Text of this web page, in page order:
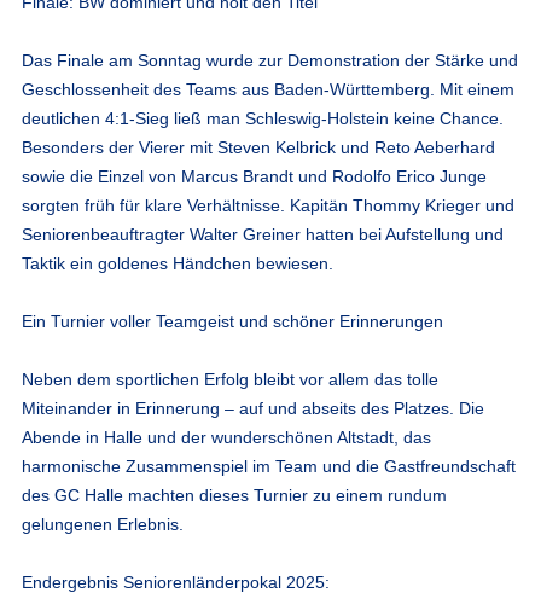
Das Finale am Sonntag wurde zur Demonstration der Stärke und
Geschlossenheit des Teams aus Baden-Württemberg. Mit einem
deutlichen 4:1-Sieg ließ man Schleswig-Holstein keine Chance.
Besonders der Vierer mit Steven Kelbrick und Reto Aeberhard
sowie die Einzel von Marcus Brandt und Rodolfo Erico Junge
sorgten früh für klare Verhältnisse. Kapitän Thommy Kriegerund
Seniorenbeauftragter Walter Greinerhatten bei Aufstellung und
Taktik ein goldenes Händchen bewiesen.
Ein Turnier voller Teamgeist und schöner Erinnerungen
Neben dem sportlichen Erfolg bleibt vor allem das tolle
Miteinander in Erinnerung – auf und abseits des Platzes. Die
Abende in Halle und der wunderschönen Altstadt, das
harmonische Zusammenspiel im Team und die Gastfreundschaft
des GC Halle machten dieses Turnier zu einem rundum
gelungenen Erlebnis.
Endergebnis Seniorenländerpokal 2025: